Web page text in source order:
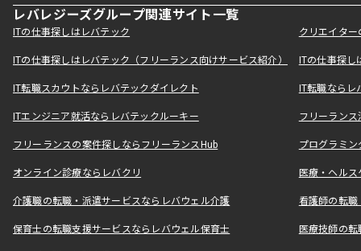
レバレジーズグループ関連サイト一覧
ITの仕事探しはレバテック クリエイタ
ITの仕事探しはレバテック（フリーランス向けサービス紹介） ITの仕事探
IT転職スカウトならレバテックダイレクト IT転職なら
ITエンジニア就活ならレバテックルーキー フリーラン
フリーランスの案件探しならフリーランスHub プログラミ
オンライン診療ならレバクリ 医療・ヘル
介護職の転職・派遣サービスならレバウェル介護 看護師の転
保育士の転職支援サービスならレバウェル保育士 医療技師の